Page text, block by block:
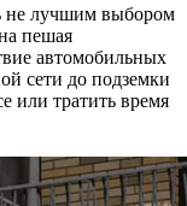
не лучшим выбором
пешая
автомобильных
сети до подземки
или тратить время